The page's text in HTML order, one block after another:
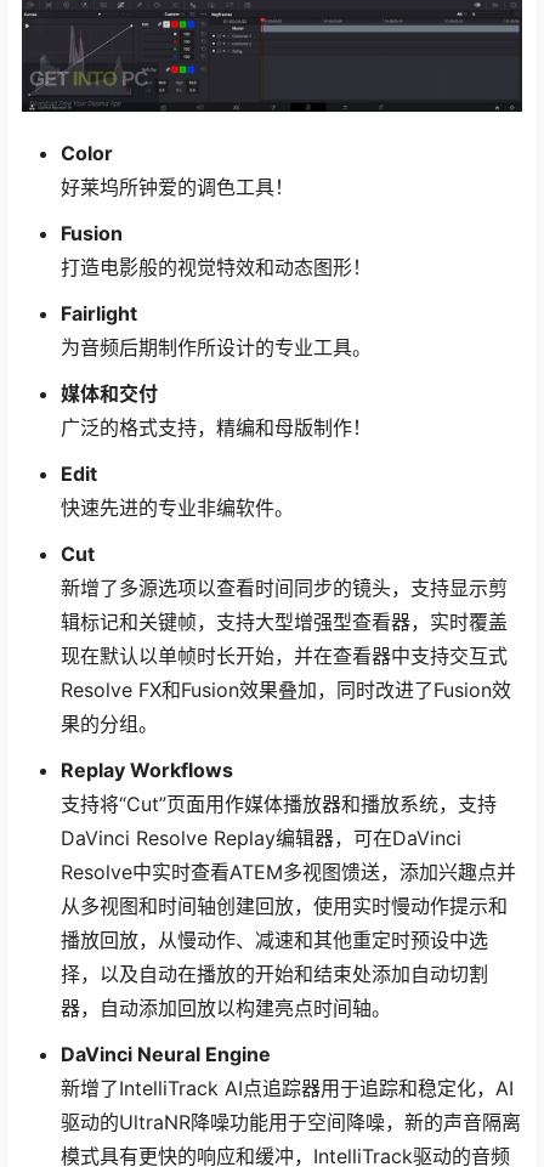
Color
好莱坞所钟爱的调色工具！
Fusion
打造电影般的视觉特效和动态图形！
Fairlight
为音频后期制作所设计的专业工具。
媒体和交付
广泛的格式支持，精编和母版制作！
Edit
快速先进的专业非编软件。
Cut
新增了多源选项以查看时间同步的镜头，支持显示剪
辑标记和关键帧，支持大型增强型查看器，实时覆盖
现在默认以单帧时长开始，并在查看器中支持交互式
Resolve FX和Fusion效果叠加，同时改进了Fusion效
果的分组。
Replay Workflows
支持将“Cut”页面用作媒体播放器和播放系统，支持
DaVinci Resolve Replay编辑器，可在DaVinci
Resolve中实时查看ATEM多视图馈送，添加兴趣点并
从多视图和时间轴创建回放，使用实时慢动作提示和
播放回放，从慢动作、减速和其他重定时预设中选
择，以及自动在播放的开始和结束处添加自动切割
器，自动添加回放以构建亮点时间轴。
DaVinci Neural Engine
新增了IntelliTrack AI点追踪器用于追踪和稳定化，AI
驱动的UltraNR降噪功能用于空间降噪，新的声音隔离
模式具有更快的响应和缓冲，IntelliTrack驱动的音频